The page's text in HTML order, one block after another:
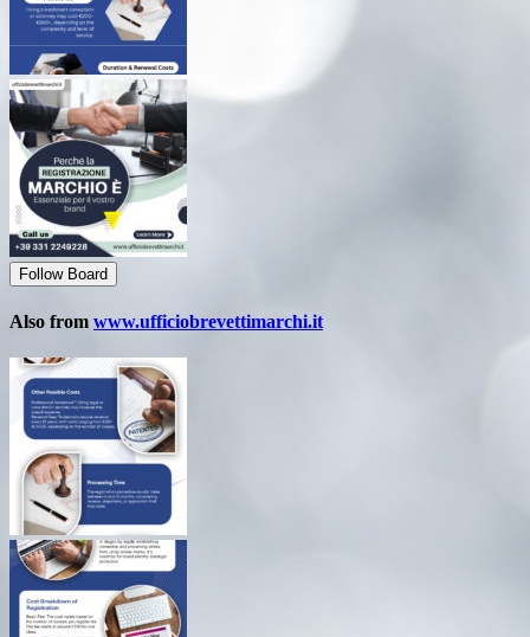
Follow Board
Also from www.ufficiobrevettimarchi.it